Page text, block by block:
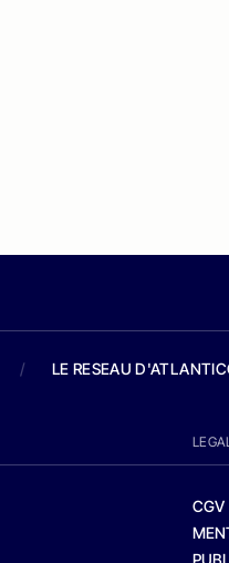
/ LE RESEAU
CGV